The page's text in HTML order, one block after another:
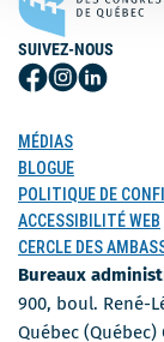
SUIVEZ-NOUS
Suivez-
sur
Facebook
Suivez-
Instagram
Suivez-
MÉDIAS
BLOGUE
POLITIQUE DE
ACCESSIBILITÉ WEB
CERCLE DES
Bureaux
900, boul. René-
Québec (Québec)